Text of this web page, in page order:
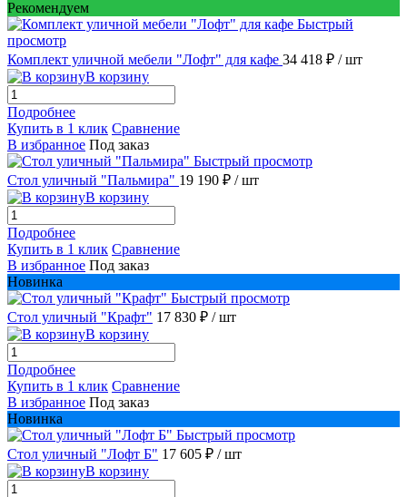
Рекомендуем
Быстрый
просмотр
Комплект уличной мебели "Лофт" для кафе 34 418 ₽ / шт
В корзину
Подробнее
Купить в 1 клик Сравнение
В избранное Под заказ
Быстрый просмотр
Стол уличный "Пальмира" 19 190 ₽ / шт
В корзину
Подробнее
Купить в 1 клик Сравнение
В избранное Под заказ
Новинка
Быстрый просмотр
Стол уличный "Крафт" 17 830 ₽ / шт
В корзину
Подробнее
Купить в 1 клик Сравнение
В избранное Под заказ
Новинка
Быстрый просмотр
Стол уличный "Лофт Б" 17 605 ₽ / шт
В корзину